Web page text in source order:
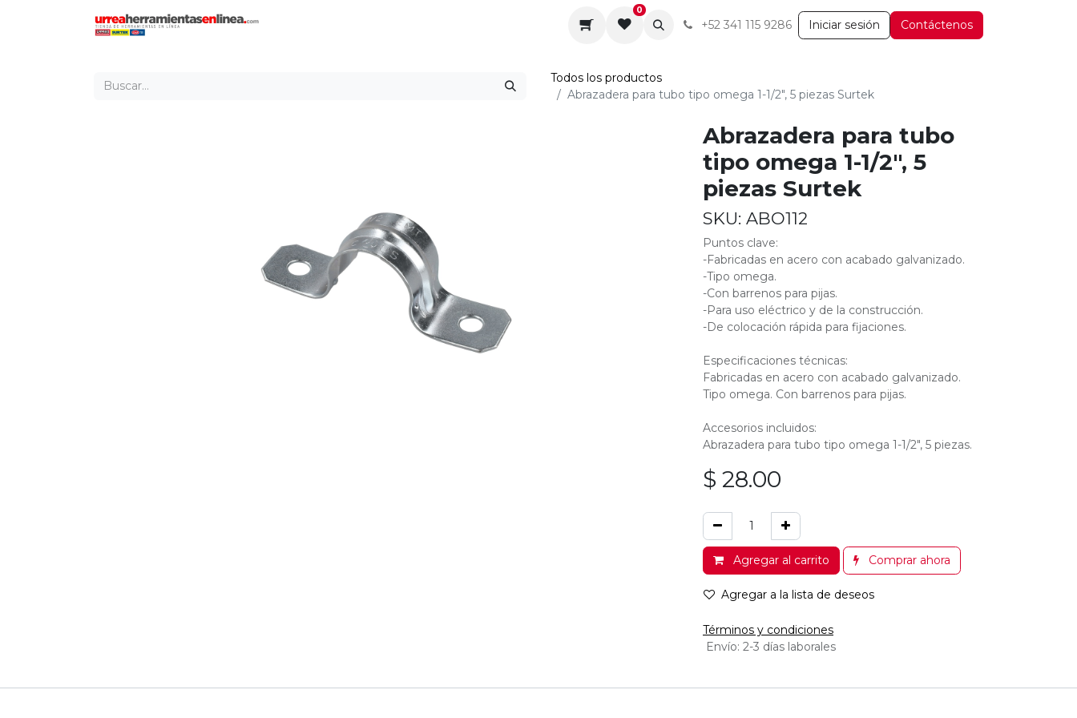
Servicios
0
+52 341 115 9286 Iniciar sesión Contáctenos
Todos los productos
Abrazadera para tubo tipo omega 1-1/2", 5 piezas Surtek
Abrazadera para tubo
tipo omega 1-1/2", 5
piezas Surtek
SKU: ABO112
Puntos clave:
-Fabricadas en acero con acabado galvanizado.
-Tipo omega.
-Con barrenos para pijas.
-Para uso eléctrico y de la construcción.
-De colocación rápida para fijaciones.
Especificaciones técnicas:
Fabricadas en acero con acabado galvanizado.
Tipo omega. Con barrenos para pijas.
Accesorios incluidos:
Abrazadera para tubo tipo omega 1-1/2", 5 piezas.
$ 28.00
Agregar al carrito Comprar ahora
Agregar a la lista de deseos
Términos y condiciones
Envío: 2-3 días laborales